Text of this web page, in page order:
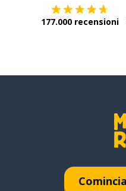
177.000 recensioni